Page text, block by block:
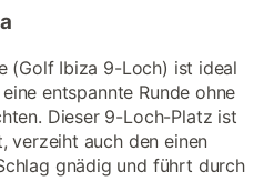
(Golf Ibiza 9-Loch) ist ideal
entspannte Runde ohne
Dieser 9-Loch-Platz ist
verzeiht auch den einen
gnädig und führt durch